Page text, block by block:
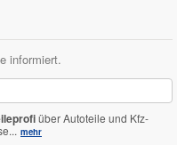
informiert.
über Autoteile und Kfz-
mehr